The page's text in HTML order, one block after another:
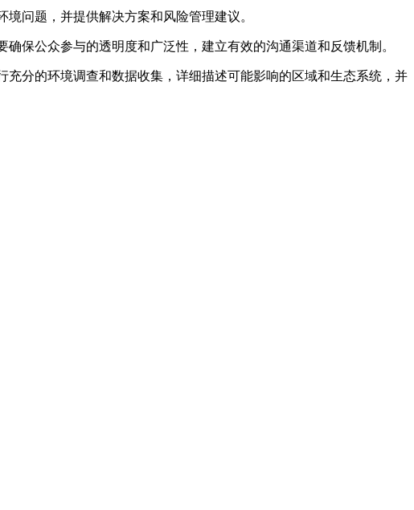
问题，并提供解决方案和风险管理建议。
公众参与的透明度和广泛性，建立有效的沟通渠道和反馈机制。
分的环境调查和数据收集，详细描述可能影响的区域和生态系统，并